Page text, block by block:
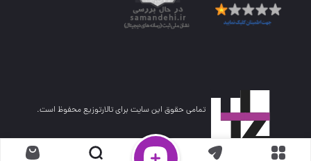
تمامی حقوق این سایت برای تالارتوزیع محفوظ است.